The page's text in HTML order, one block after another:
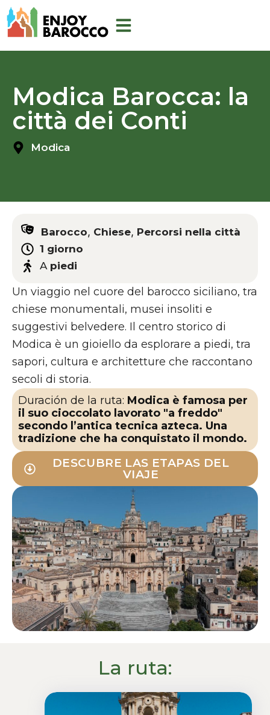
al
Modica Barocca: la
città dei Conti
Modica
Barocco, Chiese, Percorsi nella città
1 giorno
A piedi
Un viaggio nel cuore del barocco siciliano, tra
chiese monumentali, musei insoliti e
suggestivi belvedere. Il centro storico di
Modica è un gioiello da esplorare a piedi, tra
sapori, cultura e architetture che raccontano
secoli di storia.
Duración de la ruta: Modica è famosa per
il suo cioccolato lavorato "a freddo"
secondo l’antica tecnica azteca. Una
tradizione che ha conquistato il mondo.
DESCUBRE LAS ETAPAS DEL
VIAJE
La ruta: